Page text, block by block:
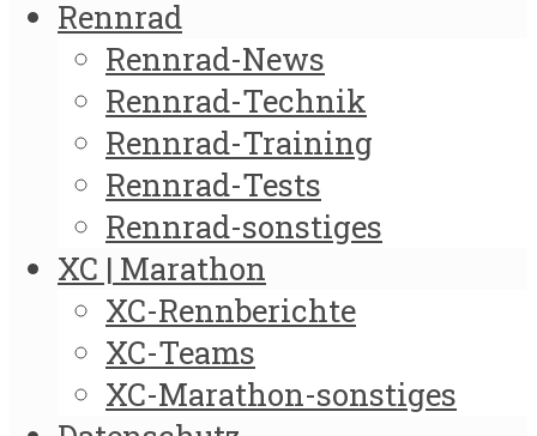
Rennrad
Rennrad-News
Rennrad-Technik
Rennrad-Training
Rennrad-Tests
Rennrad-sonstiges
XC | Marathon
XC-Rennberichte
XC-Teams
XC-Marathon-sonstiges